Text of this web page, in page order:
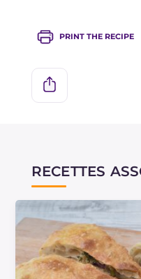
instants !PRINT THE RECIPE
RECETTES